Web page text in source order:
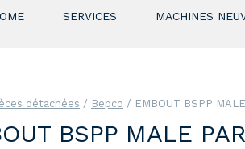
SERVICES MACHINES
détachées / Bepco / EMBOUT BSPP
BSPP MALE